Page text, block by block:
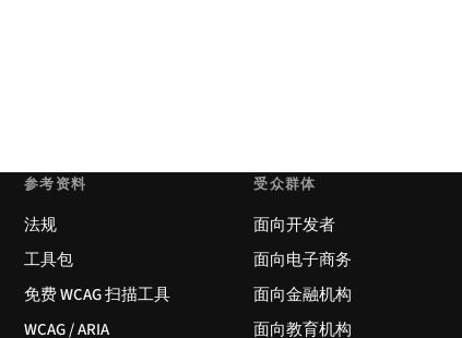
参考资料
法规
工具包
免费 WCAG 扫描工具
WCAG / ARIA
受众群体
面向开发者
面向电子商务
面向金融机构
面向教育机构